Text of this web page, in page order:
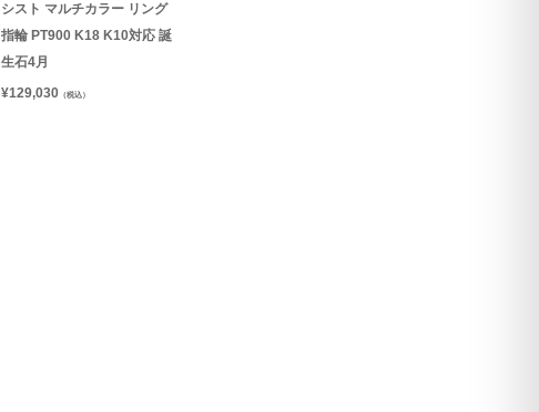
シスト マルチカラー リング
指輪 PT900 K18 K10対応 誕
生石4月
¥129,030 （税込）